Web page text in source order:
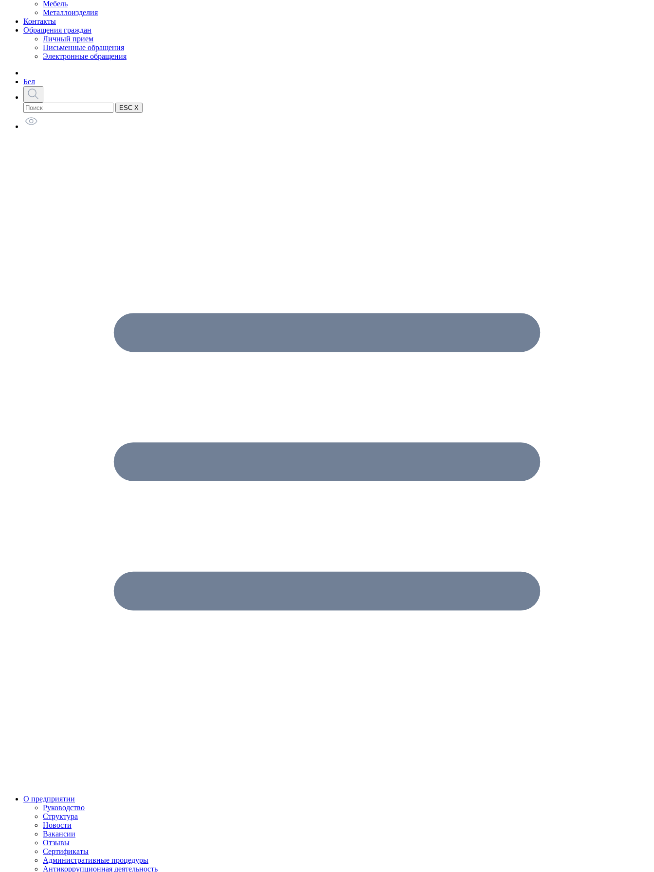
Мебель
Металлоизделия
Контакты
Обращения граждан
Личный прием
Письменные обращения
Электронные обращения
Бел
ESC X
О предприятии
Руководство
Структура
Новости
Вакансии
Отзывы
Сертификаты
Административные процедуры
Антикоррупционная деятельность